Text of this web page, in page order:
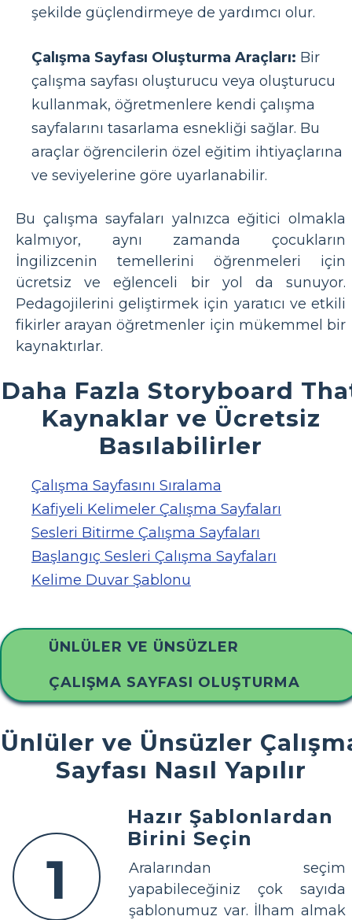
şekilde güçlendirmeye de yardımcı olur.
Çalışma Sayfası Oluşturma Araçları: Bir
çalışma sayfası oluşturucu veya oluşturucu
kullanmak, öğretmenlere kendi çalışma
sayfalarını tasarlama esnekliği sağlar. Bu
araçlar öğrencilerin özel eğitim ihtiyaçlarına
ve seviyelerine göre uyarlanabilir.
Bu çalışma sayfaları yalnızca eğitici olmakla
kalmıyor, aynı zamanda çocukların
İngilizcenin temellerini öğrenmeleri için
ücretsiz ve eğlenceli bir yol da sunuyor.
Pedagojilerini geliştirmek için yaratıcı ve etkili
fikirler arayan öğretmenler için mükemmel bir
kaynaktırlar.
Daha Fazla Storyboard
Kaynaklar ve Ücretsiz
Basılabilirler
Çalışma Sayfasını Sıralama
Kafiyeli Kelimeler Çalışma Sayfaları
Sesleri Bitirme Çalışma Sayfaları
Başlangıç ​​Sesleri Çalışma Sayfaları
Kelime Duvar Şablonu
ÜNLÜLER VE ÜNSÜZLER
ÇALIŞMA SAYFASI OLUŞTURMA
Ünlüler ve Ünsüzler
Sayfası Nasıl Yapılır
1
Hazır Şablonlardan
Birini Seçin
Aralarından seçim
yapabileceğiniz çok sayıda
şablonumuz var. İlham almak